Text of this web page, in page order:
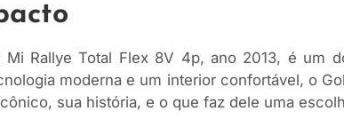
Mi Rallye Total Flex 8V 4p, ano 2013, é um
moderna e um interior confortável, o
sua história, e o que faz dele uma